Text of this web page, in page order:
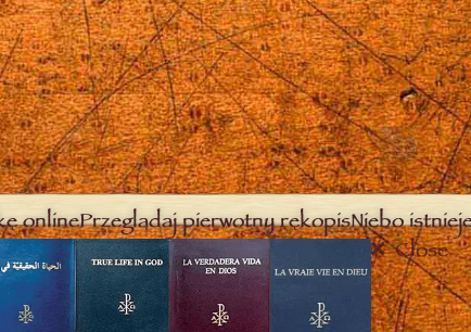
onlinePrzeglądaj pierwotny rękopisNiebo
Close